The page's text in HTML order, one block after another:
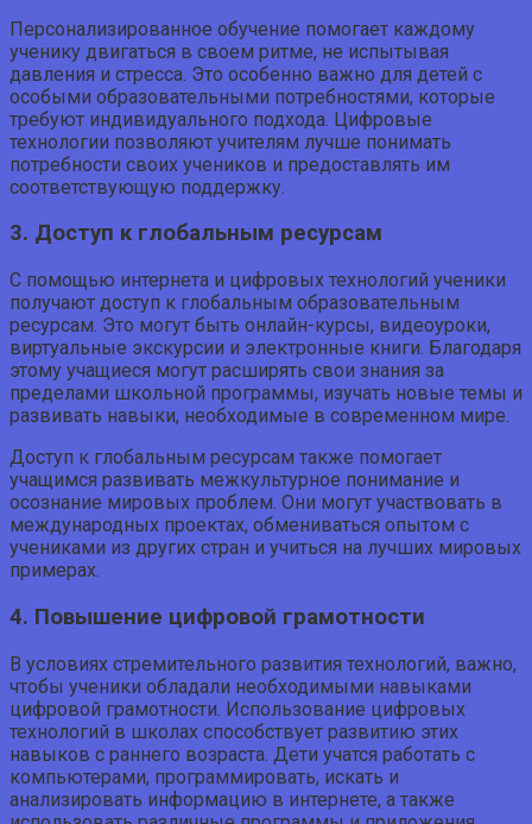
Персонализированное обучение помогает каждому
ученику двигаться в своем ритме, не испытывая
давления и стресса. Это особенно важно для детей с
особыми образовательными потребностями, которые
требуют индивидуального подхода. Цифровые
технологии позволяют учителям лучше понимать
потребности своих учеников и предоставлять им
соответствующую поддержку.
3. Доступ к глобальным ресурсам
С помощью интернета и цифровых технологий ученики
получают доступ к глобальным образовательным
ресурсам. Это могут быть онлайн-курсы, видеоуроки,
виртуальные экскурсии и электронные книги. Благодаря
этому учащиеся могут расширять свои знания за
пределами школьной программы, изучать новые темы и
развивать навыки, необходимые в современном мире.
Доступ к глобальным ресурсам также помогает
учащимся развивать межкультурное понимание и
осознание мировых проблем. Они могут участвовать в
международных проектах, обмениваться опытом с
учениками из других стран и учиться на лучших мировых
примерах.
4. Повышение цифровой грамотности
В условиях стремительного развития технологий, важно,
чтобы ученики обладали необходимыми навыками
цифровой грамотности. Использование цифровых
технологий в школах способствует развитию этих
навыков с раннего возраста. Дети учатся работать с
компьютерами, программировать, искать и
анализировать информацию в интернете, а также